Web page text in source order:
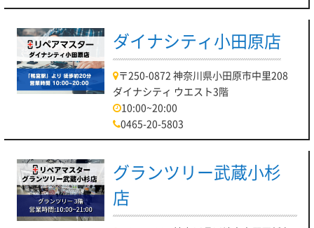
ダイナシティ小田原店
〒250-0872 神奈川県小田原市中里208
ダイナシティ ウエスト3階
10:00~20:00
0465-20-5803
グランツリー武蔵小杉
店